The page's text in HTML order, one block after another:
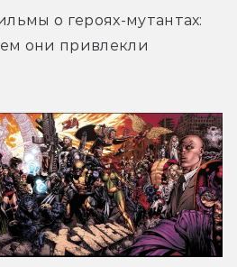
о героях-мутантах:
они привлекли